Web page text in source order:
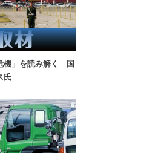
機」を読み解く 国
氏